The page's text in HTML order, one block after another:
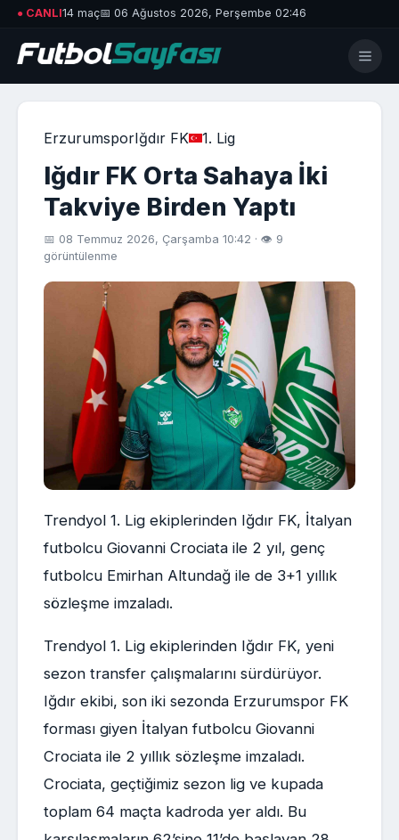
● CANLI14 maç📅 06 Ağustos 2026, Perşembe 02:46
ErzurumsporIğdır FK 1. Lig
Iğdır FK Orta Sahaya İki
Takviye Birden Yaptı
📅 08 Temmuz 2026, Çarşamba 10:42 · 👁 9
görüntülenme
Trendyol 1. Lig ekiplerinden Iğdır FK, İtalyan
futbolcu Giovanni Crociata ile 2 yıl, genç
futbolcu Emirhan Altundağ ile de 3+1 yıllık
sözleşme imzaladı.
Trendyol 1. Lig ekiplerinden Iğdır FK, yeni
sezon transfer çalışmalarını sürdürüyor.
Iğdır ekibi, son iki sezonda Erzurumspor FK
forması giyen İtalyan futbolcu Giovanni
Crociata ile 2 yıllık sözleşme imzaladı.
Crociata, geçtiğimiz sezon lig ve kupada
toplam 64 maçta kadroda yer aldı. Bu